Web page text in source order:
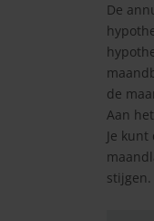
De
de
Aan
Je